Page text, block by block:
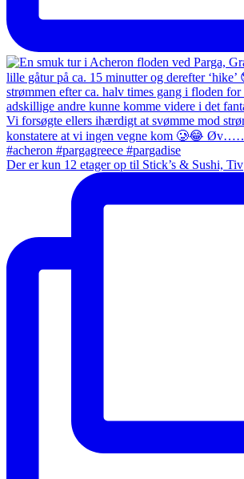
Der er kun 12 etager op til Stick’s & Sushi, Tiv